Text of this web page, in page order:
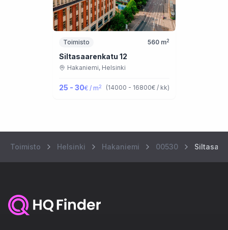
Toimisto 560m2
Siltasaarenkatu 12
Hakaniemi, Helsinki
25 - 30€ / m2 (14000 - 16800€ / kk)
Toimisto Helsinki Hakaniemi 00530